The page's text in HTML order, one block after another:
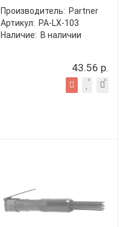
Производитель: Partner
Артикул: PA-LX-103
Наличие: В наличии
43.56 р.